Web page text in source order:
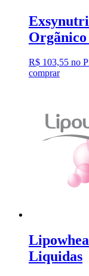
Orgãnico
R$ 103,55 no
comprar
Liquidas